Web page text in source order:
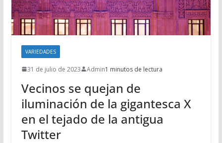
VARIEDADES
31 de julio de 2023 Admin1 minutos de lectura
Vecinos se quejan de
iluminación de la gigantesca X
en el tejado de la antigua
Twitter